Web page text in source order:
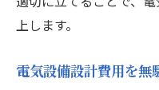
上します。
電気設備設計費用を無